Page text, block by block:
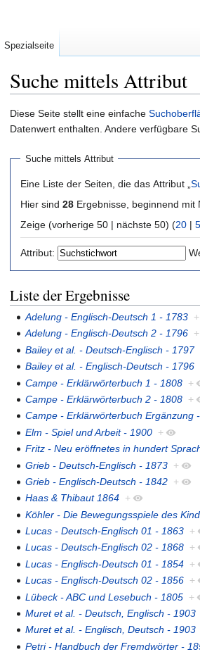
Suche mittels Attribut
Zur
Navigation
Zur
Suche
Diese Seite stellt eine einfache
Datenwert enthalten. Andere verfügbare
Suche mittels Attribut
Eine Liste der Seiten, die das Attribut „
Hier sind 28 Ergebnisse, beginnend
Zeige (vorherige 50 | nächste 50) (20 |
Attribut:
Liste der Ergebnisse
Adelung - Englisch-Deutsch 1 - 1783 +
Adelung - Englisch-Deutsch 2 - 1796 +
Bailey et al. - Deutsch-Englisch - 1797
Bailey et al. - Englisch-Deutsch - 1796
Campe - Erklärwörterbuch 1 - 1808 +
Campe - Erklärwörterbuch 2 - 1808 +
Campe - Erklärwörterbuch Ergänzung
Elm - Spiel und Arbeit - 1900 +
Fritz - Neu eröffnetes in hundert
Grieb - Deutsch-Englisch - 1873 +
Grieb - Englisch-Deutsch - 1842 +
Haas & Thibaut 1864 +
Köhler - Die Bewegungsspiele des
Lucas - Deutsch-Englisch 01 - 1863 +
Lucas - Deutsch-Englisch 02 - 1868 +
Lucas - Englisch-Deutsch 01 - 1854 +
Lucas - Englisch-Deutsch 02 - 1856 +
Lübeck - ABC und Lesebuch - 1805 +
Muret et al. - Deutsch, Englisch - 1903
Muret et al. - Englisch, Deutsch - 1903
Petri - Handbuch der Fremdwörter -
Spezialseite